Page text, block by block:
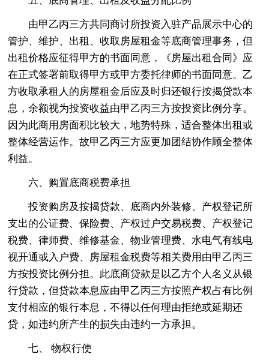
由甲乙丙三方共同商讨所投资入驻产品展示中心的
管护、维护、出租、收取房屋租金等底商管理事务，但
出租价格应征得甲方的书面同意，《房屋出租合同》应
在正式签署前取得甲方或甲方委托律师的书面同意。乙
方收取承租人的房屋租金后应及时归还银行按揭贷款本
息，余额视为投资收益由甲乙丙三方按投资比例分享。
因为此商用房面积比较大，地势特殊，适合整体出租或
整体经营运作。故甲乙丙三方应更加团结协作顾全整体
利益。
六、购置底商税费承担
投资购房及按揭贷款、底商内外装修、产权登记所
支出的公证费、保险费、产权过户交易税费、产权登记
税费、律师费、维修基金、物业管理费、水电气有线电
视开通或入户费、房屋租金税费等相关费用由甲乙丙三
方按投资比例分担。此底商贷款是以乙方个人名义从银
行贷款，但贷款本息应由甲乙丙三方按照产权占有比例
支付相应的银行本息，不得以任何理由拒绝或延期还
贷，如违约所产生的损失由违约一方承担。
七、 物权行使